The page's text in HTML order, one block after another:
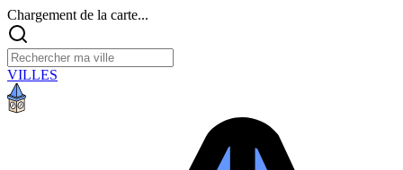
Chargement de la carte...
VILLES